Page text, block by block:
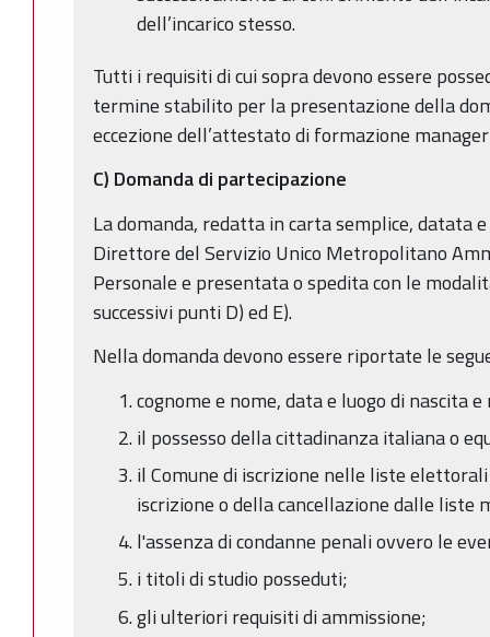
dell’incarico stesso.
Tutti i requisiti di cui sopra devono essere
termine stabilito per la presentazione della
eccezione dell’attestato di formazione
C) Domanda di partecipazione
La domanda, redatta in carta semplice, datata
Direttore del Servizio Unico Metropolitano
Personale e presentata o spedita con le
successivi punti D) ed E).
Nella domanda devono essere riportate le
cognome e nome, data e luogo di nascita
il possesso della cittadinanza italiana o
il Comune di iscrizione nelle liste
iscrizione o della cancellazione dalle liste
l'assenza di condanne penali ovvero le
i titoli di studio posseduti;
gli ulteriori requisiti di ammissione;